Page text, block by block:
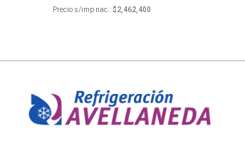
Precio s/imp nac.:$2,462,400